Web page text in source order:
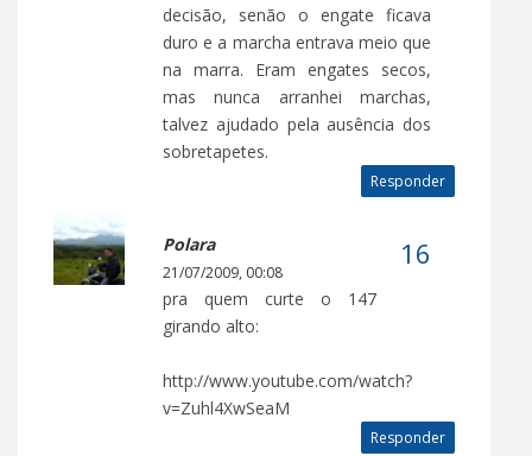
decisão, senão o engate ficava
duro e a marcha entrava meio que
na marra. Eram engates secos,
mas nunca arranhei marchas,
talvez ajudado pela ausência dos
sobretapetes.
Responder
Polara
21/07/2009, 00:08
pra quem curte o 147
girando alto:
http://www.youtube.com/watch?
v=Zuhl4XwSeaM
Responder